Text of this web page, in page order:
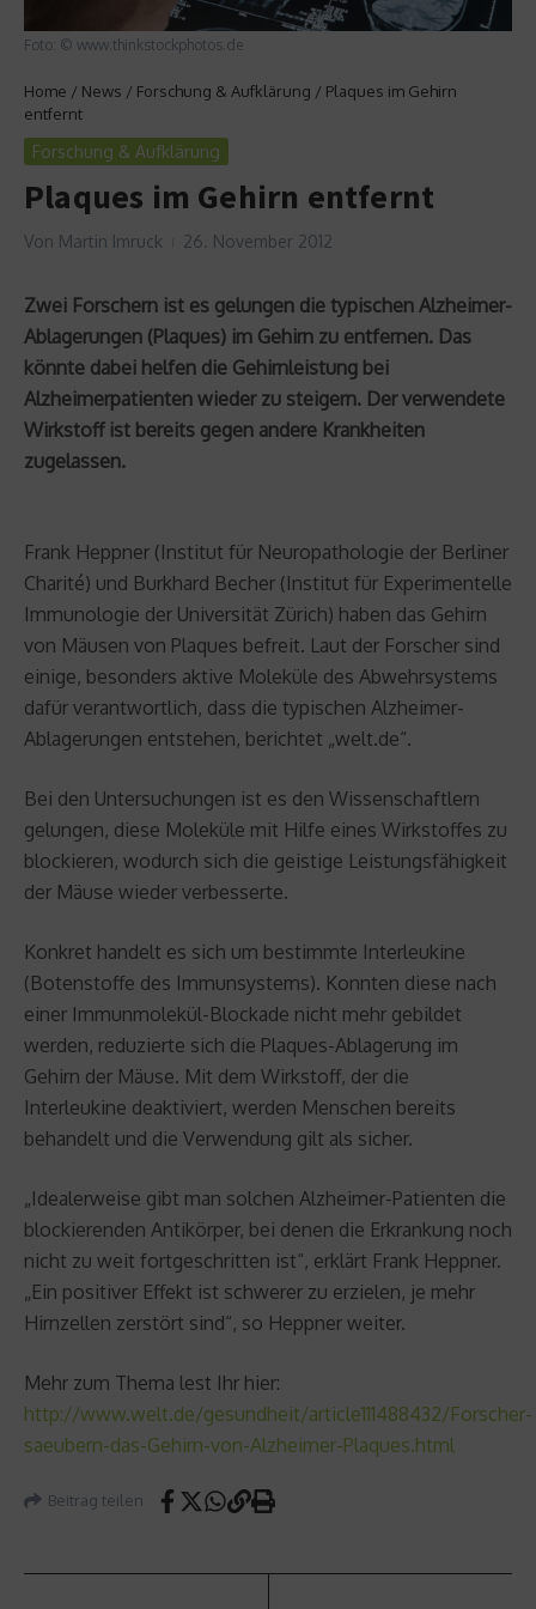
Foto: © www.thinkstockphotos.de
Home / News / Forschung & Aufklärung / Plaques im Gehirn
entfernt
Forschung & Aufklärung
Plaques im Gehirn entfernt
Von Martin Imruck 26. November 2012
Zwei Forschern ist es gelungen die typischen Alzheimer-
Ablagerungen (Plaques) im Gehirn zu entfernen. Das
könnte dabei helfen die Gehirnleistung bei
Alzheimerpatienten wieder zu steigern. Der verwendete
Wirkstoff ist bereits gegen andere Krankheiten
zugelassen.
Frank Heppner (Institut für Neuropathologie der Berliner
Charité) und Burkhard Becher (Institut für Experimentelle
Immunologie der Universität Zürich) haben das Gehirn
von Mäusen von Plaques befreit. Laut der Forscher sind
einige, besonders aktive Moleküle des Abwehrsystems
dafür verantwortlich, dass die typischen Alzheimer-
Ablagerungen entstehen, berichtet „welt.de“.
Bei den Untersuchungen ist es den Wissenschaftlern
gelungen, diese Moleküle mit Hilfe eines Wirkstoffes zu
blockieren, wodurch sich die geistige Leistungsfähigkeit
der Mäuse wieder verbesserte.
Konkret handelt es sich um bestimmte Interleukine
(Botenstoffe des Immunsystems). Konnten diese nach
einer Immunmolekül-Blockade nicht mehr gebildet
werden, reduzierte sich die Plaques-Ablagerung im
Gehirn der Mäuse. Mit dem Wirkstoff, der die
Interleukine deaktiviert, werden Menschen bereits
behandelt und die Verwendung gilt als sicher.
„Idealerweise gibt man solchen Alzheimer-Patienten die
blockierenden Antikörper, bei denen die Erkrankung noch
nicht zu weit fortgeschritten ist“, erklärt Frank Heppner.
„Ein positiver Effekt ist schwerer zu erzielen, je mehr
Hirnzellen zerstört sind“, so Heppner weiter.
Mehr zum Thema lest Ihr hier:
http://www.welt.de/gesundheit/article111488432/Forscher-
saeubern-das-Gehirn-von-Alzheimer-Plaques.html
Beitrag teilen